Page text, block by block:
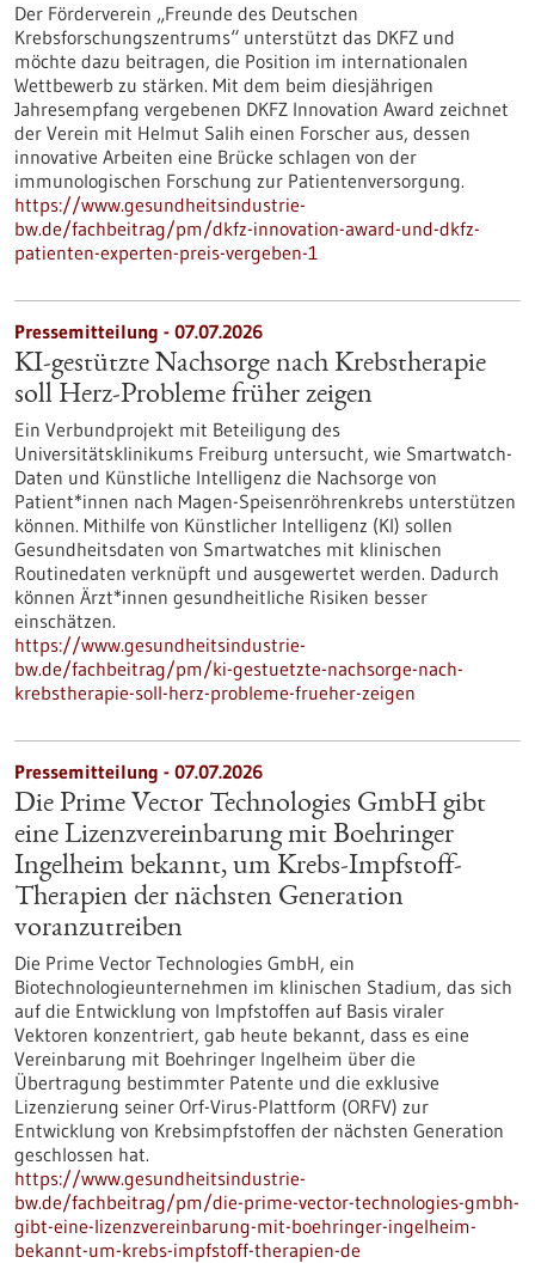
Der Förderverein „Freunde des Deutschen
Krebsforschungszentrums“ unterstützt das DKFZ und
möchte dazu beitragen, die Position im internationalen
Wettbewerb zu stärken. Mit dem beim diesjährigen
Jahresempfang vergebenen DKFZ Innovation Award zeichnet
der Verein mit Helmut Salih einen Forscher aus, dessen
innovative Arbeiten eine Brücke schlagen von der
immunologischen Forschung zur Patientenversorgung.
https://www.gesundheitsindustrie-
bw.de/fachbeitrag/pm/dkfz-innovation-award-und-dkfz-
patienten-experten-preis-vergeben-1
Pressemitteilung - 07.07.2026
KI-gestützte Nachsorge nach Krebstherapie
soll Herz-Probleme früher zeigen
Ein Verbundprojekt mit Beteiligung des
Universitätsklinikums Freiburg untersucht, wie Smartwatch-
Daten und Künstliche Intelligenz die Nachsorge von
Patient*innen nach Magen-Speisenröhrenkrebs unterstützen
können. Mithilfe von Künstlicher Intelligenz (KI) sollen
Gesundheitsdaten von Smartwatches mit klinischen
Routinedaten verknüpft und ausgewertet werden. Dadurch
können Ärzt*innen gesundheitliche Risiken besser
einschätzen.
https://www.gesundheitsindustrie-
bw.de/fachbeitrag/pm/ki-gestuetzte-nachsorge-nach-
krebstherapie-soll-herz-probleme-frueher-zeigen
Pressemitteilung - 07.07.2026
Die Prime Vector Technologies GmbH gibt
eine Lizenzvereinbarung mit Boehringer
Ingelheim bekannt, um Krebs-Impfstoff-
Therapien der nächsten Generation
voranzutreiben
Die Prime Vector Technologies GmbH, ein
Biotechnologieunternehmen im klinischen Stadium, das sich
auf die Entwicklung von Impfstoffen auf Basis viraler
Vektoren konzentriert, gab heute bekannt, dass es eine
Vereinbarung mit Boehringer Ingelheim über die
Übertragung bestimmter Patente und die exklusive
Lizenzierung seiner Orf-Virus-Plattform (ORFV) zur
Entwicklung von Krebsimpfstoffen der nächsten Generation
geschlossen hat.
https://www.gesundheitsindustrie-
bw.de/fachbeitrag/pm/die-prime-vector-technologies-gmbh-
gibt-eine-lizenzvereinbarung-mit-boehringer-ingelheim-
bekannt-um-krebs-impfstoff-therapien-de